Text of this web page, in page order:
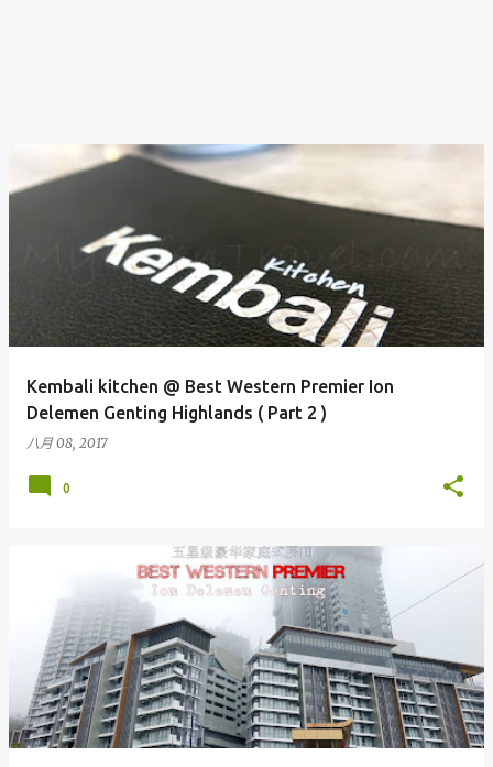
Kembali kitchen @ Best Western Premier Ion
Delemen Genting Highlands ( Part 2 )
八月 08, 2017
0